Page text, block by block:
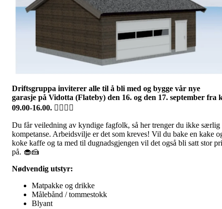
Driftsgruppa inviterer alle til å bli med og bygge vår nye
garasje på Vidotta (Flateby) den 16. og den 17. september fra
09.00-16.00. 👷‍♀️👷‍♂️
Du får veiledning av kyndige fagfolk, så her trenger du ikke særlig
kompetanse. Arbeidsvilje er det som kreves! Vil du bake en kake
koke kaffe og ta med til dugnadsgjengen vil det også bli satt stor
på. 🧁🍰
Nødvendig utstyr:
Matpakke og drikke
Målebånd / tommestokk
Blyant